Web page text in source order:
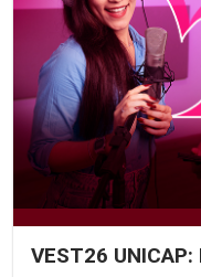
VEST26